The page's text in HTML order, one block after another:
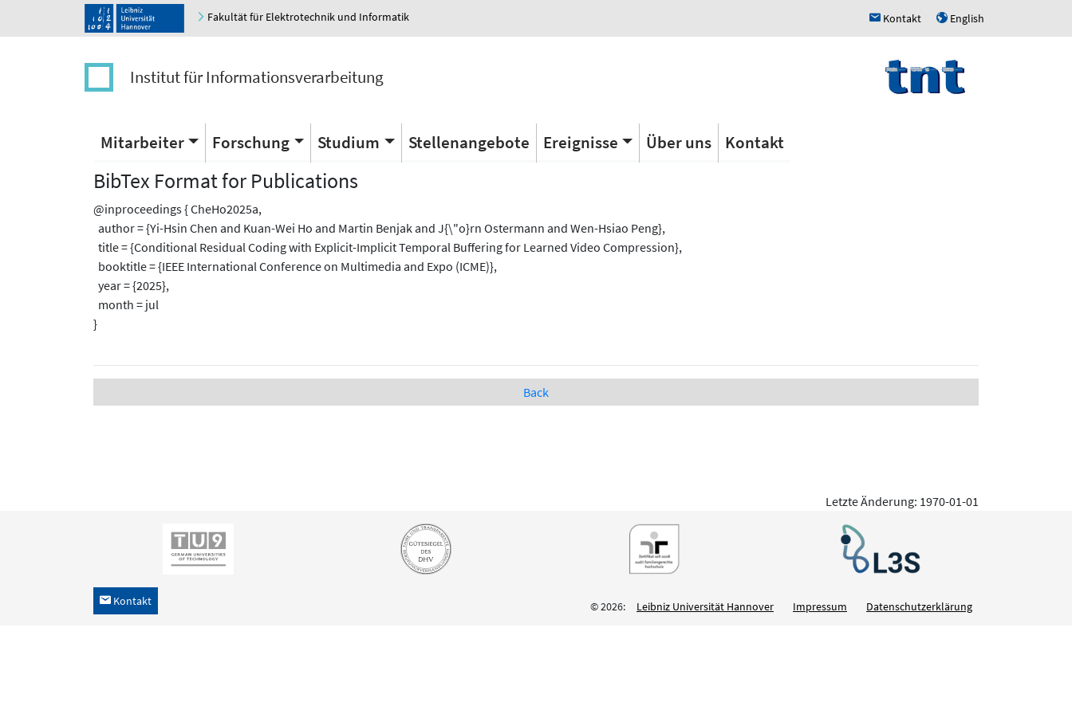
Fakultät für Elektrotechnik und Informatik h Kontakt u English
Institut für Informationsverarbeitung
Mitarbeiter Forschung Studium Stellenangebote Ereignisse Über uns Kontakt
BibTex Format for Publications
@inproceedings { CheHo2025a,
author = {Yi-Hsin Chen and Kuan-Wei Ho and Martin Benjak and J{\"o}rn Ostermann and Wen-Hsiao Peng},
title = {Conditional Residual Coding with Explicit-Implicit Temporal Buffering for Learned Video Compression},
booktitle = {IEEE International Conference on Multimedia and Expo (ICME)},
year = {2025},
month = jul
}
Back
Letzte Änderung: 1970-01-01
h Kontakt © 2026: Leibniz Universität Hannover Impressum Datenschutzerklärung